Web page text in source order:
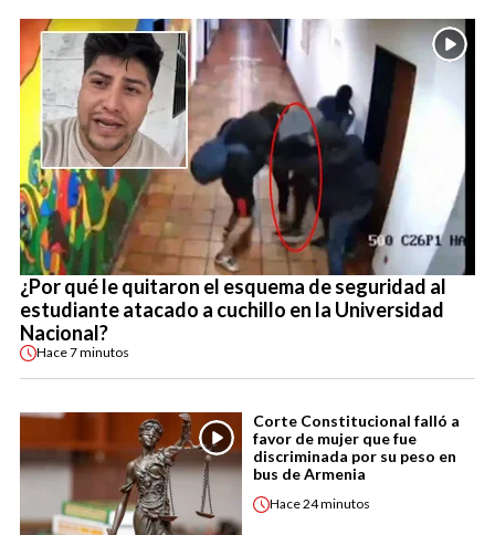
¿Por qué le quitaron el esquema de seguridad al
estudiante atacado a cuchillo en la Universidad
Nacional?
Hace7 minutos
Corte Constitucional falló a
favor de mujer que fue
discriminada por su peso en
bus de Armenia
Hace24 minutos